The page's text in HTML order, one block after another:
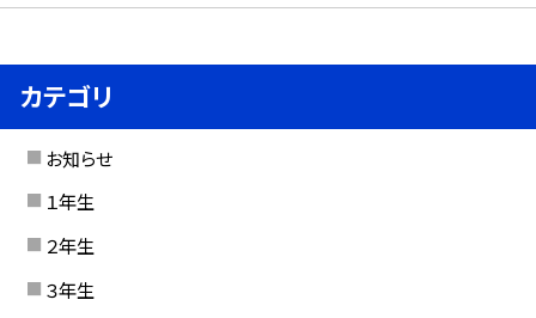
カテゴリ
お知らせ
１年生
２年生
３年生